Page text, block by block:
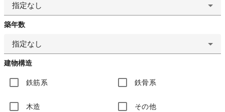
指定なし
築年数
指定なし
建物構造
鉄筋系 鉄骨系
木造 その他